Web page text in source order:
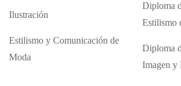
Ilustración
Estilismo y Comunicación de
Moda
Diploma
Estilismo
Diploma
Imagen y